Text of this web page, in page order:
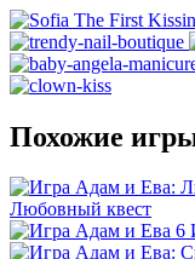
Похожие
Любовный квест